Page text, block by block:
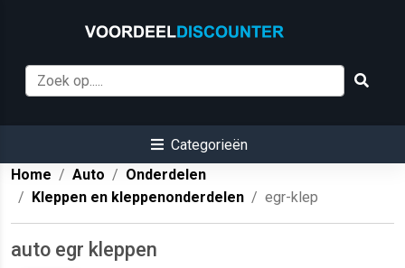
Categorieën
Home
Auto
Onderdelen
Kleppen en kleppenonderdelen
egr-klep
auto egr kleppen